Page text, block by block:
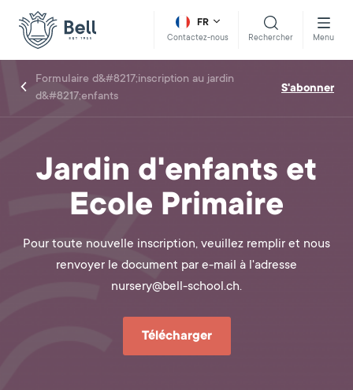
FR
Contactez-nous Rechercher Menu
Formulaire d&#8217;inscription au jardin
d&#8217;enfants
S'abonner
Jardin d'enfants et
Ecole Primaire
Pour toute nouvelle inscription, veuillez remplir et nous
renvoyer le document par e-mail à l'adresse
nursery@bell-school.ch.
Télécharger